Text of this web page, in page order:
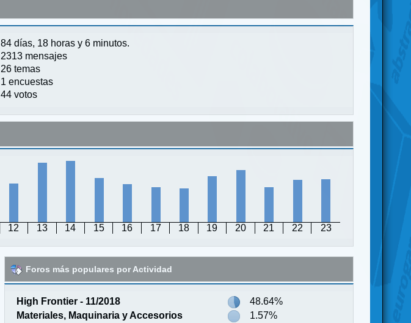
84 días, 18 horas y 6 minutos.
2313 mensajes
26 temas
1 encuestas
44 votos
12 13 14 15 16 17 18 19 20 21 22 23
Foros más populares por Actividad
High Frontier - 11/2018
48.64%
Materiales, Maquinaria y Accesorios
1.57%